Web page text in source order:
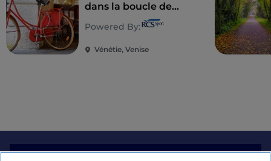
dans la boucle de
Powered By:
Vénétie, Venise